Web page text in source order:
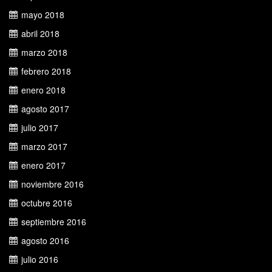
mayo 2018
abril 2018
marzo 2018
febrero 2018
enero 2018
agosto 2017
julio 2017
marzo 2017
enero 2017
noviembre 2016
octubre 2016
septiembre 2016
agosto 2016
julio 2016